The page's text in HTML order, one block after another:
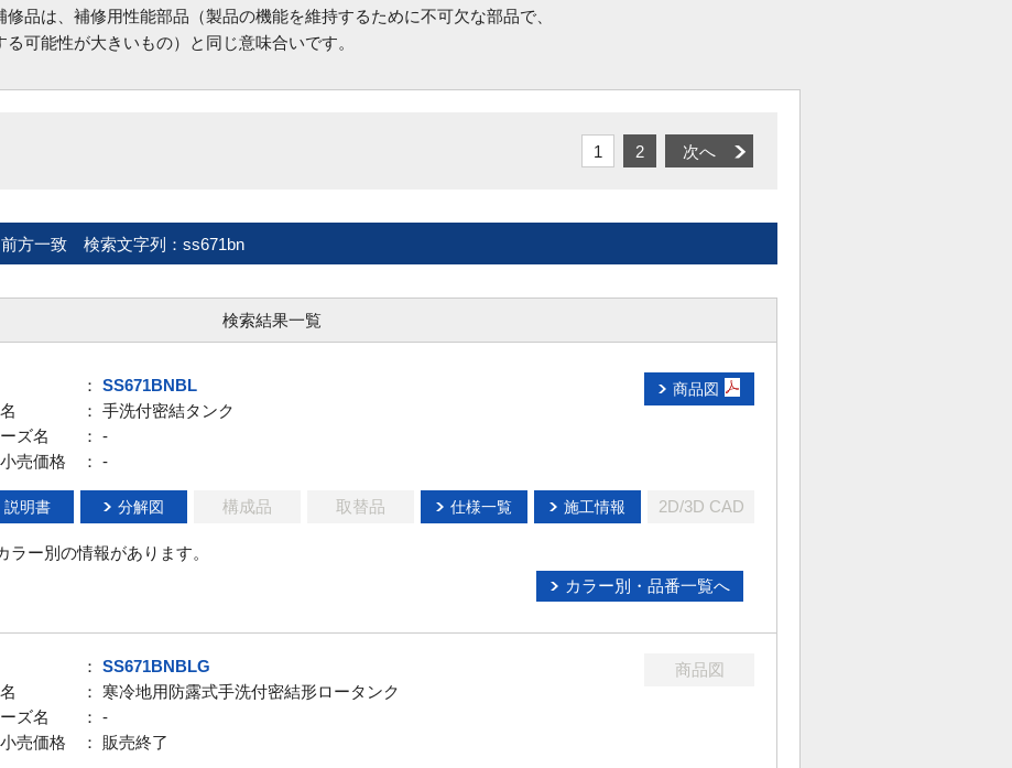
品は、補修用性能部品（製品の機能を維持するために不可欠な部品で、
可能性が大きいもの）と同じ意味合いです。
1 2 次へ
方一致 検索文字列：ss671bn
検索結果一覧
： SS671BNBL
： 手洗付密結タンク
ズ名
： -
売価格
： -
商品図
説明書 分解図 構成品 取替品 仕様一覧 施工情報 2D/3D CAD
ラー別の情報があります。
カラー別・品番一覧へ
： SS671BNBLG
： 寒冷地用防露式手洗付密結形ロータンク
ズ名
： -
売価格
： 販売終了
商品図